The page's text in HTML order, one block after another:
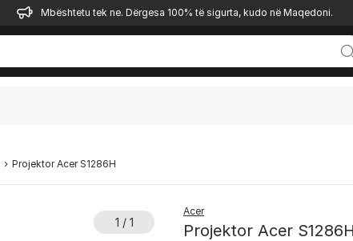
Mbështetu tek ne. Dërgesa 100% të sigurta, kudo në Maqedoni.
Projektor Acer S1286H
1 / 1
Acer
Projektor Acer S1286H